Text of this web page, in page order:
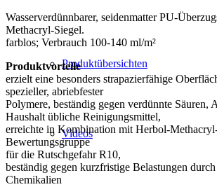
Produktübersichten
Videos
Wasserverdünnbarer, seidenmatter PU-
Methacryl-Siegel.
farblos; Verbrauch 100-140 ml/m²
Produktvorteile
erzielt eine besonders strapazierfähige
spezieller, abriebfester
Polymere, beständig gegen verdünnte Säuren,
Haushalt übliche Reinigungsmittel,
erreichte in Kombination mit Herbol-
Bewertungsgruppe
für die Rutschgefahr R10,
beständig gegen kurzfristige Belastungen
Chemikalien